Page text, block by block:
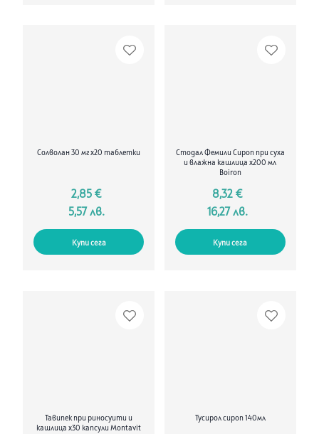
Солволан 30 мг x20 таблетки
2,85 €
5,57 лв.
Купи сега
Стодал Фемили Сироп при суха
и влажна кашлица х200 мл
Boiron
8,32 €
16,27 лв.
Купи сега
Тавипек при риносуити и
кашлица х30 капсули Montavit
Тусирол сироп 140мл